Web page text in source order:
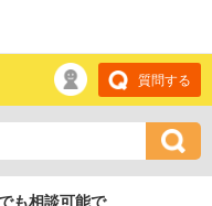
質問する
も相談可能で